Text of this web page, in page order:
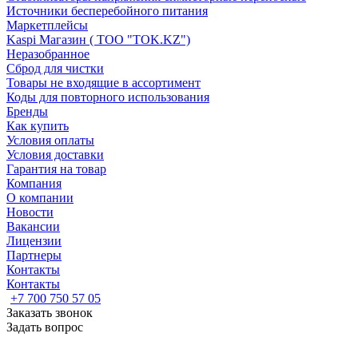
Источники бесперебойного питания
Маркетплейсы
Kaspi Магазин ( ТОО "TOK.KZ")
Неразобранное
Сброд для чистки
Товары не входящие в ассортимент
Коды для повторного использования
Бренды
Как купить
Условия оплаты
Условия доставки
Гарантия на товар
Компания
О компании
Новости
Вакансии
Лицензии
Партнеры
Контакты
Контакты
+7 700 750 57 05
Заказать звонок
Задать вопрос